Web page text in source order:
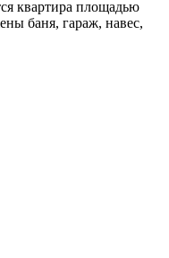
квартира площадью
баня, гараж, навес,